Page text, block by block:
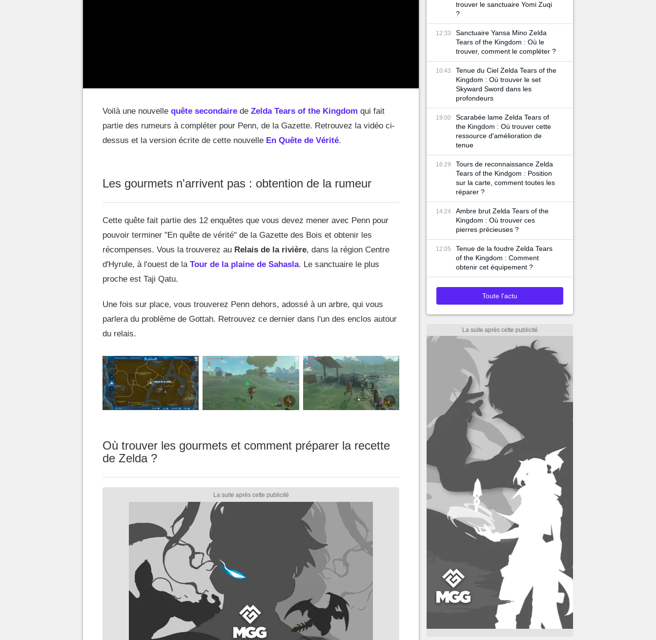
Voilà une nouvelle quête secondaire de Zelda Tears of the Kingdom qui fait
partie des rumeurs à compléter pour Penn, de la Gazette. Retrouvez la vidéo ci-
dessus et la version écrite de cette nouvelle En Quête de Vérité.
Les gourmets n'arrivent pas : obtention de la rumeur
Cette quête fait partie des 12 enquêtes que vous devez mener avec Penn pour
pouvoir terminer "En quête de vérité" de la Gazette des Bois et obtenir les
récompenses. Vous la trouverez au Relais de la rivière, dans la région Centre
d'Hyrule, à l'ouest de la Tour de la plaine de Sahasla. Le sanctuaire le plus
proche est Taji Qatu.
Une fois sur place, vous trouverez Penn dehors, adossé à un arbre, qui vous
parlera du problème de Gottah. Retrouvez ce dernier dans l'un des enclos autour
du relais.
Où trouver les gourmets et comment préparer la recette
de Zelda ?
trouver le sanctuaire Yomi Zuqi
?
12:33
Sanctuaire Yansa Mino Zelda
Tears of the Kingdom : Où le
trouver, comment le compléter ?
10:43
Tenue du Ciel Zelda Tears of the
Kingdom : Où trouver le set
Skyward Sword dans les
profondeurs
19:00
Scarabée lame Zelda Tears of
the Kingdom : Où trouver cette
ressource d'amélioration de
tenue
16:29
Tours de reconnaissance Zelda
Tears of the Kindgom : Position
sur la carte, comment toutes les
réparer ?
14:24
Ambre brut Zelda Tears of the
Kingdom : Où trouver ces
pierres précieuses ?
12:05
Tenue de la foudre Zelda Tears
of the Kingdom : Comment
obtenir cet équipement ?
Toute l'actu